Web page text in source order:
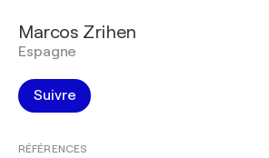
Marcos Zrihen
Espagne
Suivre
RÉFÉRENCES